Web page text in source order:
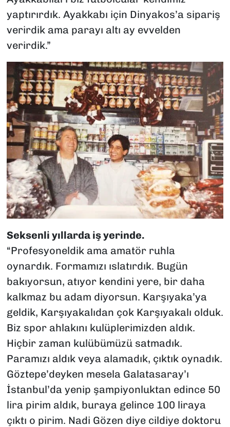
yaptırırdık. Ayakkabı için Dinyakos’a sipariş
verirdik ama parayı altı ay evvelden
verirdik.”
Seksenli yıllarda iş yerinde.
“Profesyoneldik ama amatör ruhla
oynardık. Formamızı ıslatırdık. Bugün
bakıyorsun, atıyor kendini yere, bir daha
kalkmaz bu adam diyorsun. Karşıyaka’ya
geldik, Karşıyakalıdan çok Karşıyakalı olduk.
Biz spor ahlakını kulüplerimizden aldık.
Hiçbir zaman kulübümüzü satmadık.
Paramızı aldık veya alamadık, çıktık oynadık.
Göztepe’deyken mesela Galatasaray’ı
İstanbul’da yenip şampiyonluktan edince 50
lira pirim aldık, buraya gelince 100 liraya
çıktı o pirim. Nadi Gözen diye cildiye doktoru